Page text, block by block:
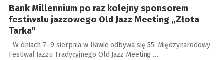
Bank Millennium po raz kolejny sponsorem
festiwalu jazzowego Old Jazz Meeting „Złota
Tarka"
W dniach 7–9 sierpnia w Iławie odbywa się 55. Międzynarodowy
Festiwal Jazzu Tradycyjnego Old Jazz Meeting …